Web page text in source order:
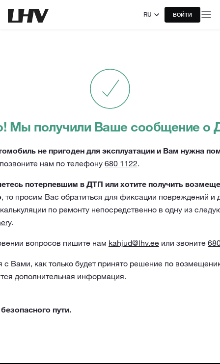
RU ВОЙТИ
Мы получили Ваше сообщение о
не пригоден для эксплуатации и Вам нужна
нам по телефону680 1122.
потерпевшим в ДТП или хотите получить
, то просим Вас обратиться для фиксации повреждений и
по ремонту непосредственно в одну из
.
вопросов пишите нам kahjud@lhv.ee или звоните
Вами, как только будет принято решение по
дополнительная информация.
пути.